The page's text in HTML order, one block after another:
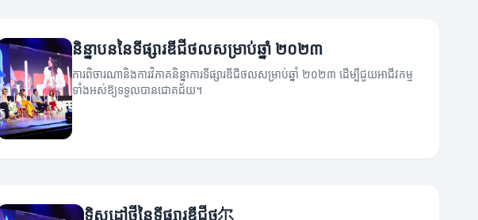
និន្នាបននៃទីផ្សារឌីជីថលសម្រាប់ឆ្នាំ ២០២៣
ការពិចារណានិងការវិភាគនិន្នាការទីផ្សារឌីជីថលសម្រាប់ឆ្នាំ ២០២៣ ដើម្បីជួយអាជីវកម្ម
ទាំងអស់ឱ្យទទួលបានជោគជ័យ។
ទិសដៅថ្មីនៃទីផ្សារឌីជីថ尔